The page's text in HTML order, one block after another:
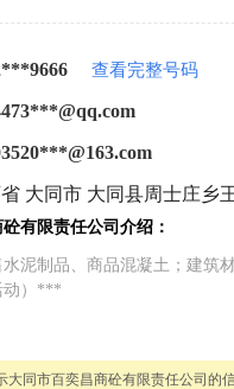
查看完整号码
大同市 大同县周士庄乡
有限责任公司介绍：
泥制品、商品混凝土；建筑
动）***
大同市百奕昌商砼有限责任公司的